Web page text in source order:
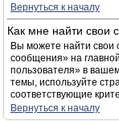
Вернуться к началу
Как мне найти свои
Вы можете найти
сообщения» на
пользователя» в
темы, используйте
соответствующие
Вернуться к началу